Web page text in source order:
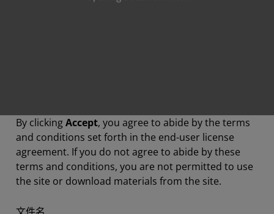
By clickingAccept, you agree to abide by the terms
and conditions set forth in the end-user license
agreement. If you do not agree to abide by these
terms and conditions, you are not permitted to use
the site or download materials from the site.